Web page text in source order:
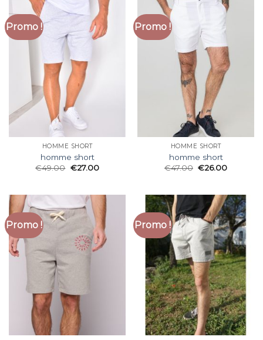
Promo !
HOMME SHORT
homme short
€49.00 €27.00
Promo !
HOMME SHORT
homme short
€47.00 €26.00
Promo ! Promo !